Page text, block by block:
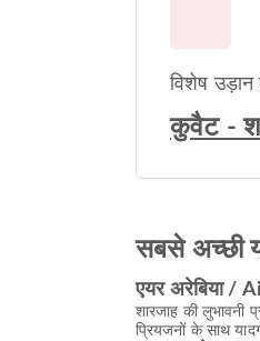
विशेष उड़ान
कुवैट -
सबसे अच्छी
एयर अरेबिया /
शारजाह की
प्रियजनों के साथ